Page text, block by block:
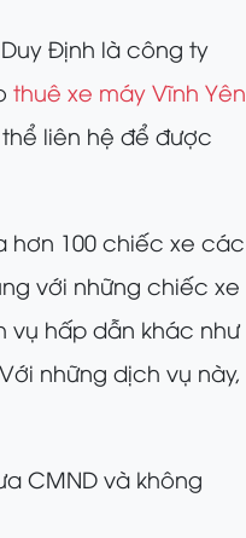
Định là công ty
thuê xe máy Vĩnh Yên
liên hệ để được
hơn 100 chiếc xe các
với những chiếc xe
vụ hấp dẫn khác như
những dịch vụ này,
CMND và không